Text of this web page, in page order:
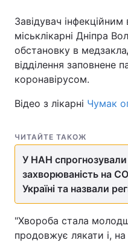
Завідувач інфекційним
міськлікарні Дніпра
обстановку в
відділення заповнене
коронавірусом.
Відео з лікарні Чумак
ЧИТАЙТЕ ТАКОЖ
У НАН спрогнозували
захворюваність на
Україні та назвали
"Хвороба стала
продовжує лякати і,